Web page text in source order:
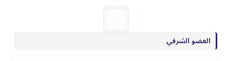
العضو الشرفي